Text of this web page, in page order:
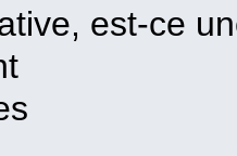
est-ce